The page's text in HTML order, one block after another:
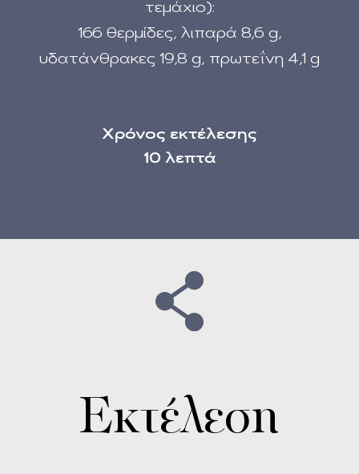
τεμάχιο):
166 θερμίδες, λιπαρά 8,6 g,
υδατάνθρακες 19,8 g, πρωτεΐνη 4,1 g
Χρόνος εκτέλεσης
10 λεπτά
Εκτέλεση